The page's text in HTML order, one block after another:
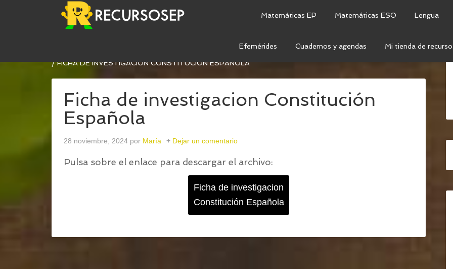
Matemáticas EP Matemáticas ESO Lengua
Efemérides Cuadernos y agendas Mi tienda de
FICHA DE INVESTIGACIÓN SOBRE EL DÍA DE LA CONSTITUCIÓN ESPAÑOLA
/FICHA DE INVESTIGACION CONSTITUCIÓN ESPAÑOLA
Ficha de investigacion Constitución
Española
28 noviembre, 2024 por María Dejar un comentario
Pulsa sobre el enlace para descargar el archivo:
Ficha de investigacion
Constitución Española